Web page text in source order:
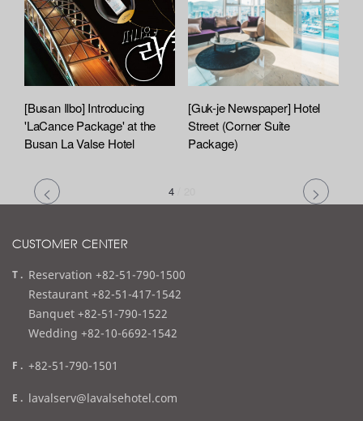
[Busan Ilbo] Introducing
'LaCance Package' at the
Busan La Valse Hotel
[Guk-je Newspaper] Hotel
Street (Corner Suite
Package)
4/
CUSTOMER CENTER
t
e
l
Reservation +82-51-790-1500
Restaurant +82-51-417-1542
Banquet +82-51-790-1522
Wedding +82-10-6692-1542
f
x
+82-51-790-1501
e
lavalserv@lavalsehotel.com